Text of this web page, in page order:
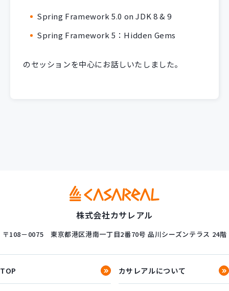
Spring Framework 5.0 on JDK 8 & 9
Spring Framework 5：Hidden Gems
のセッションを中心にお話しいたしました。
株式会社カサレアル
〒108－0075 東京都港区港南一丁目2番70号 品川シーズンテラス 24階
TOP カサレアルについて